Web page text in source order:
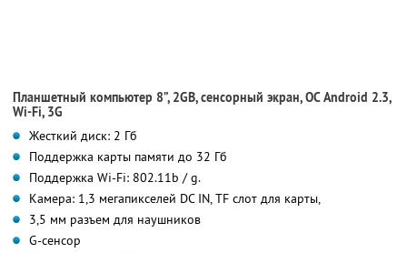
Планшетный компьютер 8”, 2GB, сенсорный экран, ОС Android 2.3,
Wi-Fi, 3G
Жесткий диск: 2 Гб
Поддержка карты памяти до 32 Гб
Поддержка Wi-Fi: 802.11b / g.
Камера: 1,3 мегапикселей DC IN, TF слот для карты,
3,5 мм разъем для наушников
G-сенсор